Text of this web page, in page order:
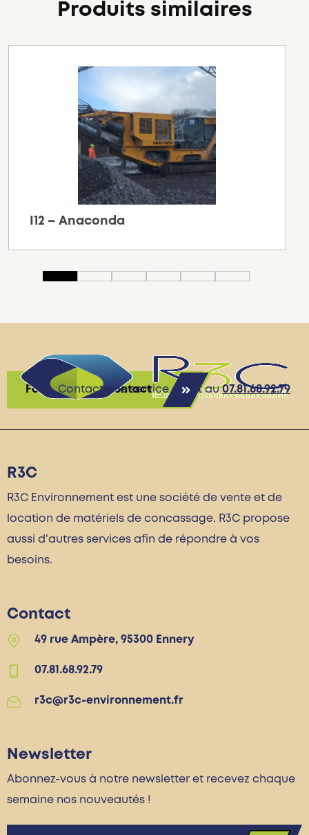
Produits similaires
I12 – Anaconda
Contacter le service client au07.81.68.92.79
Formulaire de contact
R3C
R3C Environnement est une société de vente et de
location de matériels de concassage. R3C propose
aussi d'autres services afin de répondre à vos
besoins.
Contact
49 rue Ampère, 95300 Ennery
07.81.68.92.79
r3c@r3c-environnement.fr
Newsletter
Abonnez-vous à notre newsletter et recevez chaque
semaine nos nouveautés !